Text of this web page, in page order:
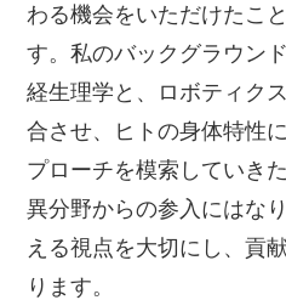
わる機会をいただけたこ
す。私のバックグラウン
経生理学と、ロボティク
合させ、ヒトの身体特性
プローチを模索していき
異分野からの参入にはな
える視点を大切にし、貢
ります。